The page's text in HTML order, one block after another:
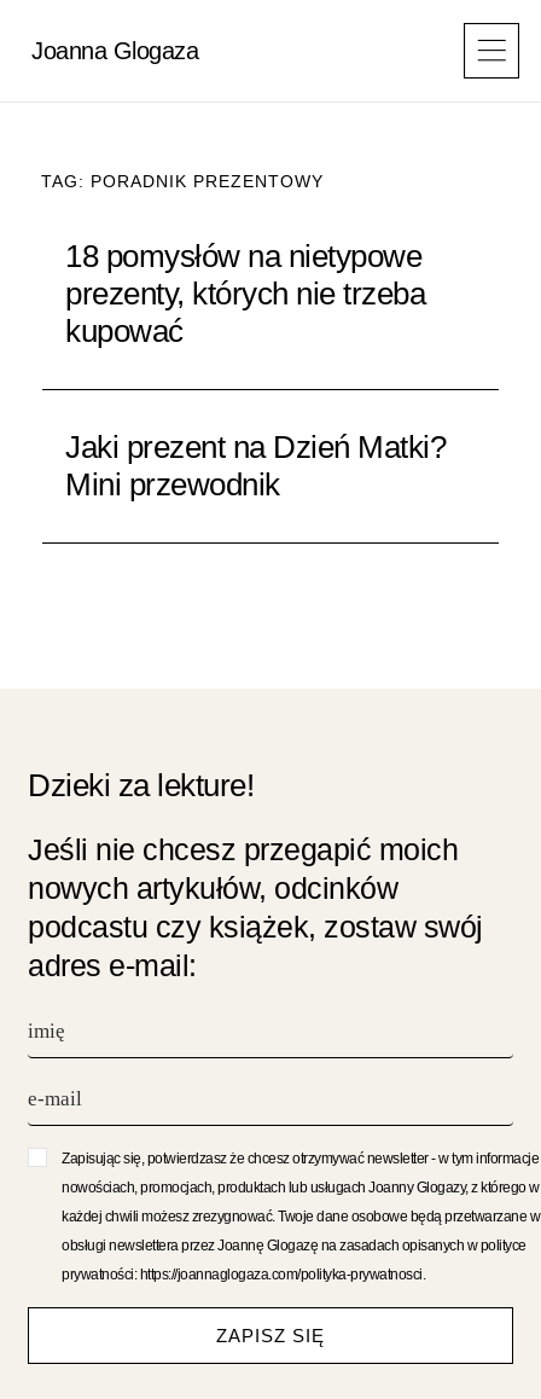
Joanna Glogaza
TAG: PORADNIK PREZENTOWY
18 pomysłów na nietypowe
prezenty, których nie trzeba
kupować
Jaki prezent na Dzień Matki?
Mini przewodnik
Dzieki za lekture!
Jeśli nie chcesz przegapić moich
nowych artykułów, odcinków
podcastu czy książek, zostaw swój
adres e-mail:
Zapisując się, potwierdzasz że chcesz otrzymywać newsletter - w tym informacje
nowościach, promocjach, produktach lub usługach Joanny Glogazy, z którego w
każdej chwili możesz zrezygnować. Twoje dane osobowe będą przetwarzane
obsługi newslettera przez Joannę Glogazę na zasadach opisanych w polityce
prywatności: https://joannaglogaza.com/polityka-prywatnosci.
ZAPISZ SIĘ